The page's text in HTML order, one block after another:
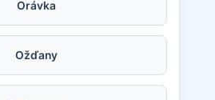
Orávka
Ožďany